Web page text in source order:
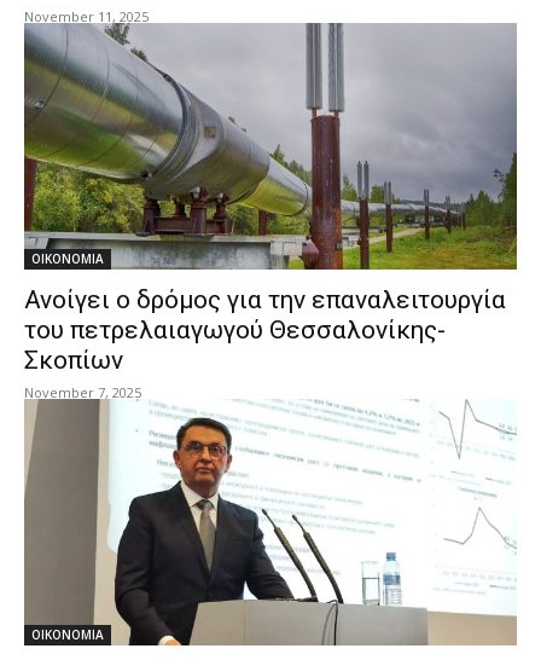
November 11, 2025
ΟΙΚΟΝΟΜΙΑ
Ανοίγει ο δρόμος για την επαναλειτουργία
του πετρελαιαγωγού Θεσσαλονίκης-
Σκοπίων
November 7, 2025
ΟΙΚΟΝΟΜΙΑ